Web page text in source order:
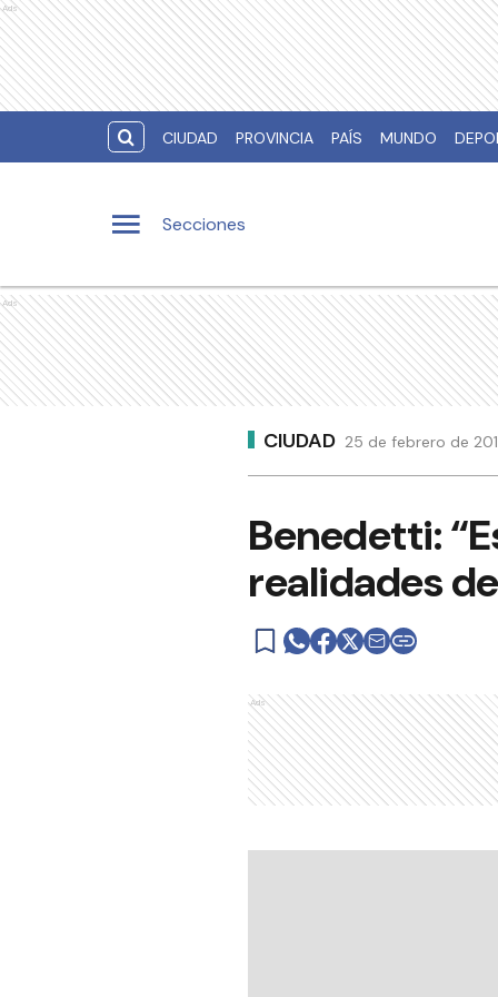
Ads
CIUDAD PROVINCIA PAÍS MUNDO
Secciones
Ads
CIUDAD 25 de febrero de
Benedetti:
realidades
Ads